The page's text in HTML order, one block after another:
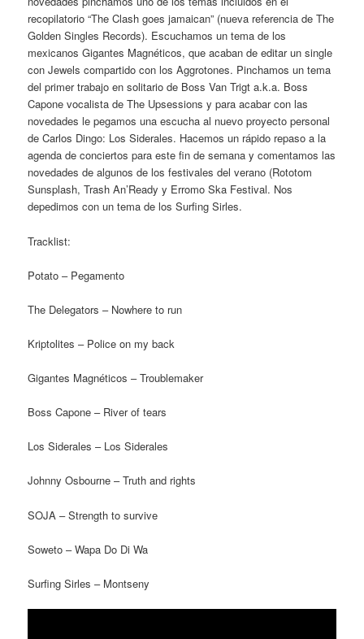
recopilatorio “The Clash goes jamaican” (nueva referencia de The
Golden Singles Records). Escuchamos un tema de los
mexicanos Gigantes Magnéticos, que acaban de editar un single
con Jewels compartido con los Aggrotones. Pinchamos un tema
del primer trabajo en solitario de Boss Van Trigt a.k.a. Boss
Capone vocalista de The Upsessions y para acabar con las
novedades le pegamos una escucha al nuevo proyecto personal
de Carlos Dingo: Los Siderales. Hacemos un rápido repaso a la
agenda de conciertos para este fin de semana y comentamos las
novedades de algunos de los festivales del verano (Rototom
Sunsplash, Trash An’Ready y Erromo Ska Festival. Nos
depedimos con un tema de los Surfing Sirles.
Tracklist:
Potato – Pegamento
The Delegators – Nowhere to run
Kriptolites – Police on my back
Gigantes Magnéticos – Troublemaker
Boss Capone – River of tears
Los Siderales – Los Siderales
Johnny Osbourne – Truth and rights
SOJA –Strength to survive
Soweto –Wapa Do Di Wa
Surfing Sirles – Montseny